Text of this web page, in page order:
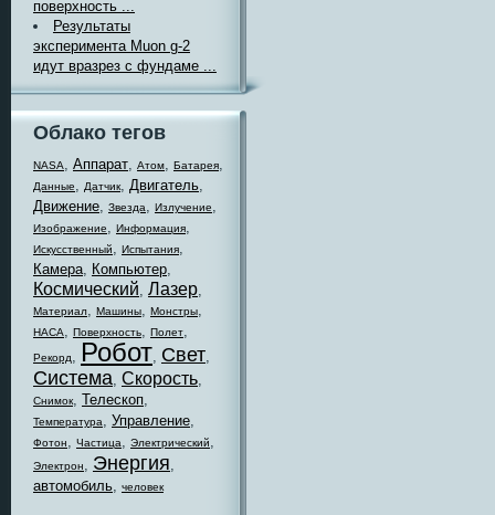
поверхность ...
Результаты
эксперимента Muon g-2
идут вразрез с фундаме ...
Облако тегов
NASA, Аппарат, Атом, Батарея,
Данные, Датчик, Двигатель,
Движение, Звезда, Излучение,
Изображение, Информация,
Искусственный, Испытания,
Камера, Компьютер,
Космический, Лазер,
Материал, Машины, Монстры,
НАСА, Поверхность, Полет,
Рекорд, Робот, Свет,
Система, Скорость,
Снимок, Телескоп,
Температура, Управление,
Фотон, Частица, Электрический,
Электрон, Энергия,
автомобиль, человек